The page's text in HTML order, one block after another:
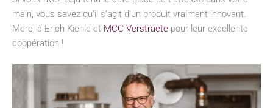
main, vous savez qu’il s’agit d’un produit vraiment innovant.
Merci à Erich Kienle et MCC Verstraete pour leur excellente
coopération !